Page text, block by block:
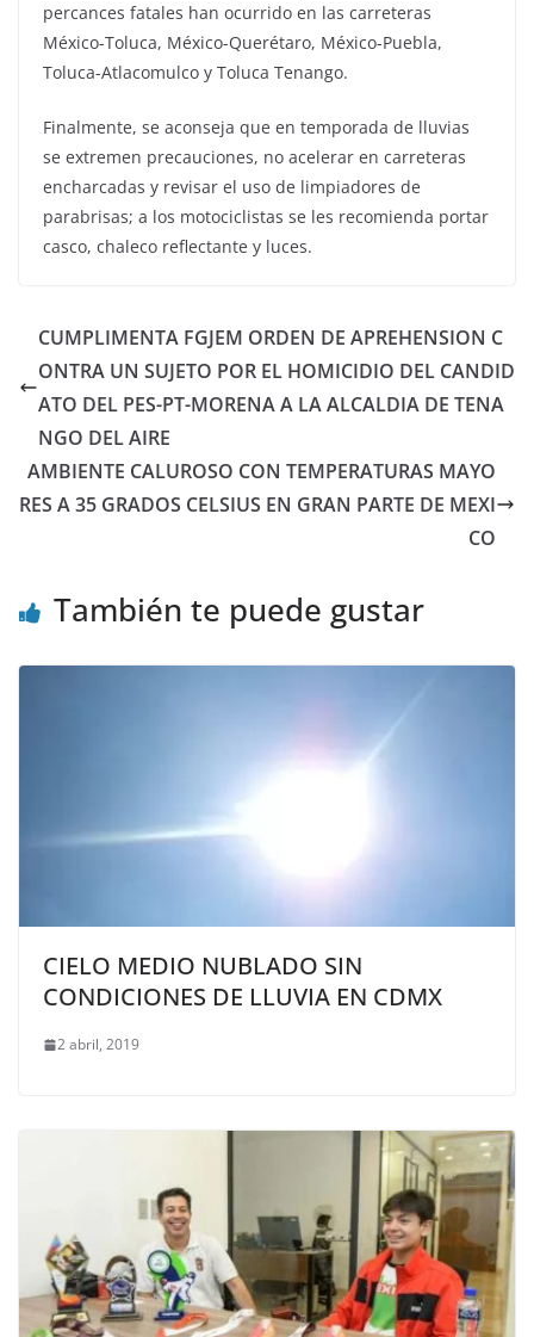
percances fatales han ocurrido en las carreteras
México-Toluca, México-Querétaro, México-Puebla,
Toluca-Atlacomulco y Toluca Tenango.
Finalmente, se aconseja que en temporada de lluvias
se extremen precauciones, no acelerar en carreteras
encharcadas y revisar el uso de limpiadores de
parabrisas; a los motociclistas se les recomienda portar
casco, chaleco reflectante y luces.
CUMPLIMENTA FGJEM ORDEN DE APREHENSION C
ONTRA UN SUJETO POR EL HOMICIDIO DEL CANDID
ATO DEL PES-PT-MORENA A LA ALCALDIA DE TENA
NGO DEL AIRE
AMBIENTE CALUROSO CON TEMPERATURAS MAYO
RES A 35 GRADOS CELSIUS EN GRAN PARTE DE MEXI
CO
También te puede gustar
CIELO MEDIO NUBLADO SIN
CONDICIONES DE LLUVIA EN CDMX
2 abril, 2019